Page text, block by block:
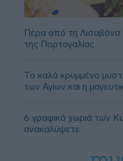
Πέρα από τη Λισαβόνα:
της Πορτογαλίας
Το καλά κρυμμένο
των Αγίων και η
6 γραφικά χωριά των
ανακαλύψετε